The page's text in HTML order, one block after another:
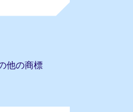
他の商標